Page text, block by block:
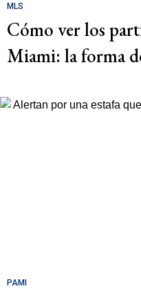
MLS
Cómo ver los
Miami: la forma
PAMI